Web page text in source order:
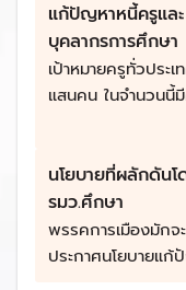
แก้ปัญหาหนี้ครูและ
บุคลากรการศึกษา
เป้าหมายครูทั่วประเ
แสนคน ในจำนวนนี้
ทั้งหมด) มีภาระหนี้
ล้านล้านบาท
นโยบายที่ผลักดันโ
รมว.ศึกษา
พรรคการเมืองมักจะ
ประกาศนโยบายแก้